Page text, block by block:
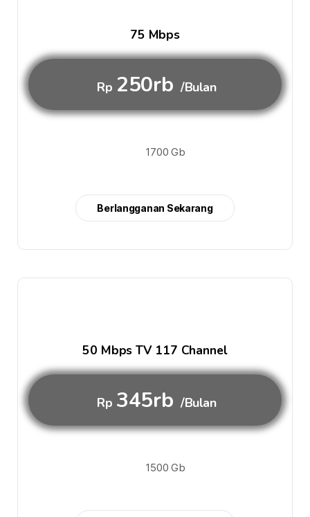
75 Mbps
Rp 250rb /Bulan
1700 Gb
Berlangganan Sekarang
50 Mbps TV 117 Channel
Rp 345rb /Bulan
1500 Gb